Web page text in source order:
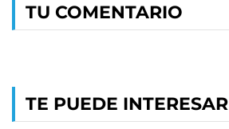
TU COMENTARIO
TE PUEDE INTERESAR